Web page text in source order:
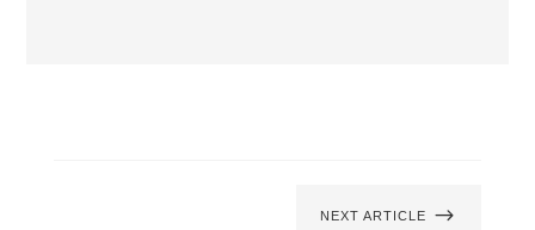
NEXT ARTICLE $